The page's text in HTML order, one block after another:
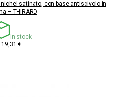
satinato, con base antiscivolo in
– THIRARD
In stock
19,31 €